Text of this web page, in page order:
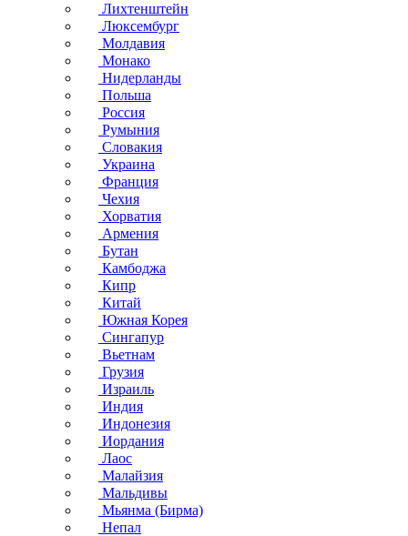
Лихтенштейн
Люксембург
Молдавия
Монако
Нидерланды
Польша
Россия
Румыния
Словакия
Украина
Франция
Чехия
Хорватия
Армения
Бутан
Камбоджа
Кипр
Китай
Южная Корея
Сингапур
Вьетнам
Грузия
Израиль
Индия
Индонезия
Иордания
Лаос
Малайзия
Мальдивы
Мьянма (Бирма)
Непал